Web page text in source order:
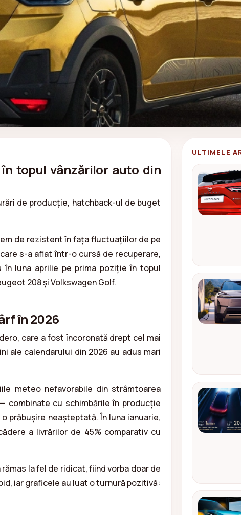
topul vânzărilor auto din
de producție, hatchback-ul de buget
de rezistent în fața fluctuațiilor de pe
s-a aflat într-o cursă de recuperare,
luna aprilie pe prima poziție în topul
208 și Volkswagen Golf.
în 2026
care a fost încoronată drept cel mai
ale calendarului din 2026 au adus mari
meteo nefavorabile din strâmtoarea
combinate cu schimbările în producție
prăbușire neașteptată. În luna ianuarie,
a livrărilor de 45% comparativ cu
la fel de ridicat, fiind vorba doar de
iar graficele au luat o turnură pozitivă:
ULTIMELE